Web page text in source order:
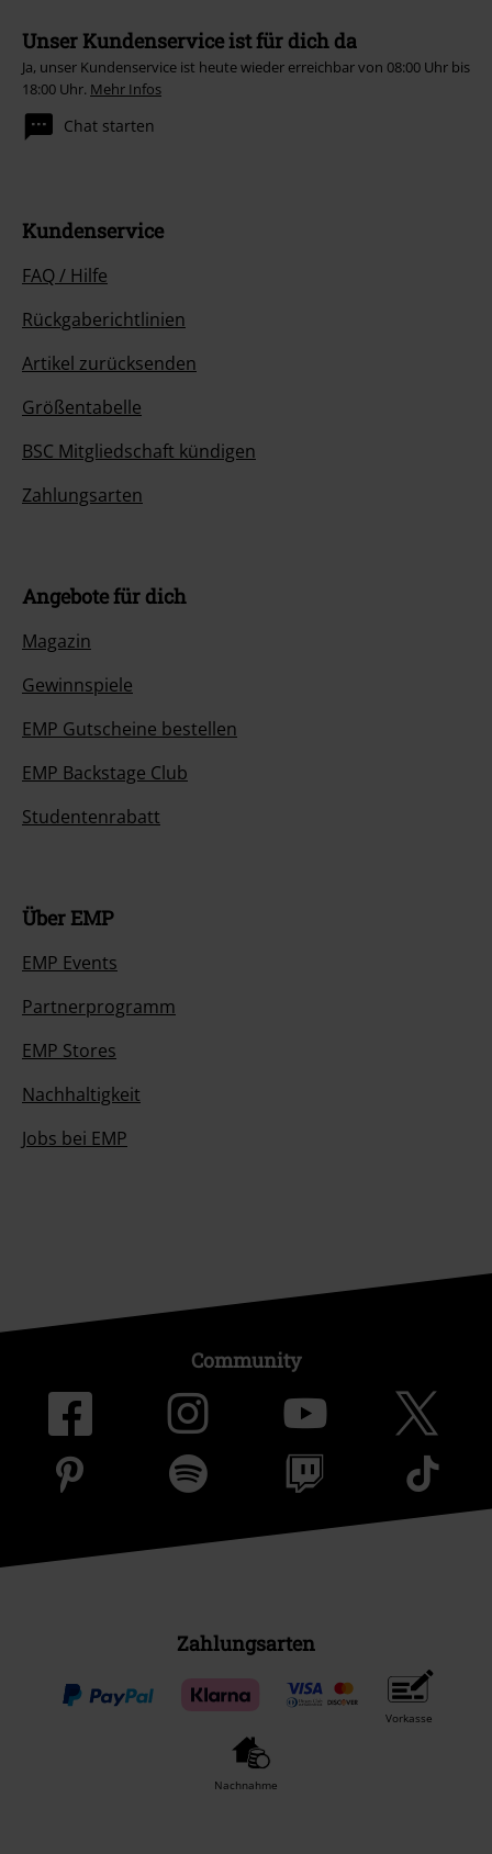
Unser Kundenservice ist für dich da
Ja, unser Kundenservice ist heute wieder erreichbar von 08:00 Uhr bis
18:00 Uhr. Mehr Infos
Chat starten
Kundenservice
FAQ / Hilfe
Rückgaberichtlinien
Artikel zurücksenden
Größentabelle
BSC Mitgliedschaft kündigen
Zahlungsarten
Angebote für dich
Magazin
Gewinnspiele
EMP Gutscheine bestellen
EMP Backstage Club
Studentenrabatt
Über EMP
EMP Events
Partnerprogramm
EMP Stores
Nachhaltigkeit
Jobs bei EMP
Community
Zahlungsarten
Vorkasse
Nachnahme